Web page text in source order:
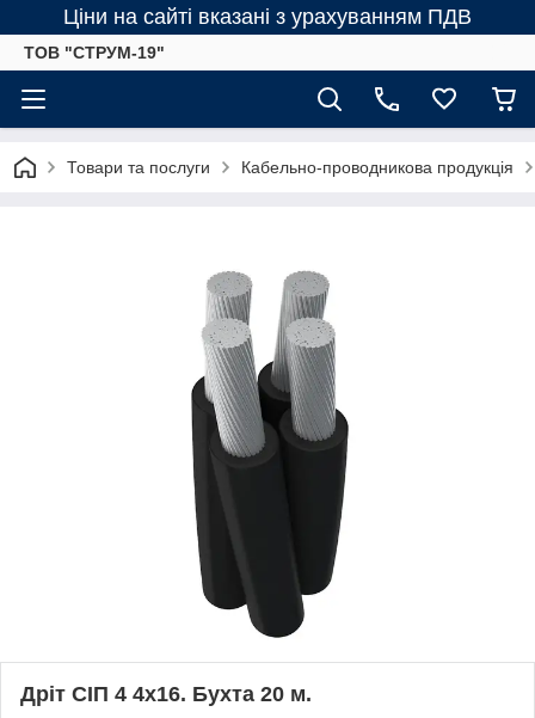
Ціни на сайті вказані з урахуванням ПДВ
ТОВ "СТРУМ-19"
Товари та послуги Кабельно-проводникова продукція
Дріт СІП 4 4х16. Бухта 20 м.